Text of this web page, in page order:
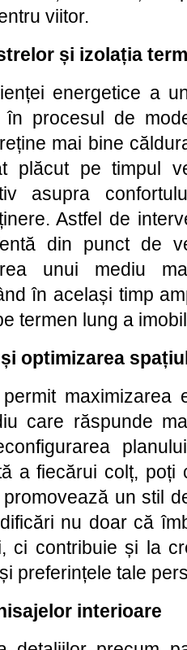
viitor.
și izolația
energetice a
procesul de
mai bine
plăcut pe timpul
asupra
Astfel de
din punct de
unui mediu
în același timp
termen lung a
optimizarea
maximizarea
care răspunde
a fiecărui colț, poți
un stil
nu doar că
ci contribuie și la
preferințele tale
interioare